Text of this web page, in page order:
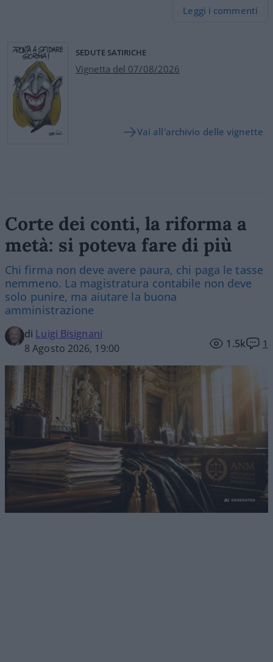
Leggi i commenti
SEDUTE SATIRICHE
Vignetta del 07/08/2026
Vai all'archivio delle vignette
Corte dei conti, la riforma a
metà: si poteva fare di più
Chi firma non deve avere paura, chi paga le tasse
nemmeno. La magistratura contabile non deve
solo punire, ma aiutare la buona
amministrazione
di Luigi Bisignani
8 Agosto 2026, 19:00
1.5k 1